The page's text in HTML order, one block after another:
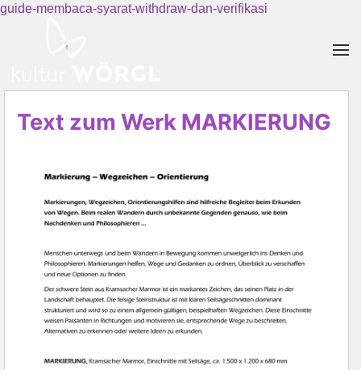
guide-membaca-syarat-withdraw-dan-verifikasi
Text zum Werk MARKIERUNG